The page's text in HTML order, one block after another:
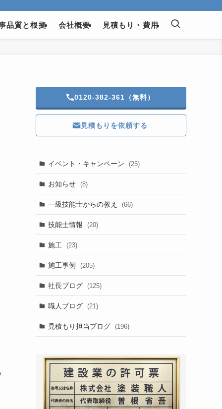
品質と根拠 会社概要 見積もり・費用
0120-382-361（無料）
見積もりを依頼する
イベント・キャンペーン (25)
お知らせ (8)
一級技能士からの教え (66)
技能士情報 (20)
施工 (23)
施工事例 (205)
社長ブログ (125)
職人ブログ (21)
見積もり担当ブログ (196)